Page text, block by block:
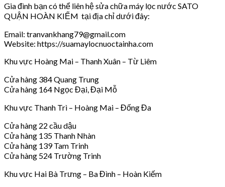
Gia đình bạn có thể liên hệ sửa chữa máy lọc nước SATO
QUẬN HOÀN KIẾM tại địa chỉ dưới đây:
Email: tranvankhang79@gmail.com
Website: https://suamaylocnuoctainha.com
Khu vực Hoàng Mai – Thanh Xuân – Từ Liêm
Cửa hàng 384 Quang Trung
Cửa hàng 164 Ngọc Đại, Đại Mỗ
Khu vực Thanh Trì – Hoàng Mai – Đống Đa
Cửa hàng 22 cầu dậu
Cửa hàng 135 Thanh Nhàn
Cửa hàng 139 Tam Trinh
Cửa hàng 524 Trường Trinh
Khu vực Hai Bà Trưng – Ba Đình – Hoàn Kiếm